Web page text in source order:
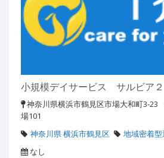
小規模デイサービス サルビア２
神奈川県横浜市鶴見区市場大和町3-
場101
神奈川県 横浜市鶴見区
地域密着
なし